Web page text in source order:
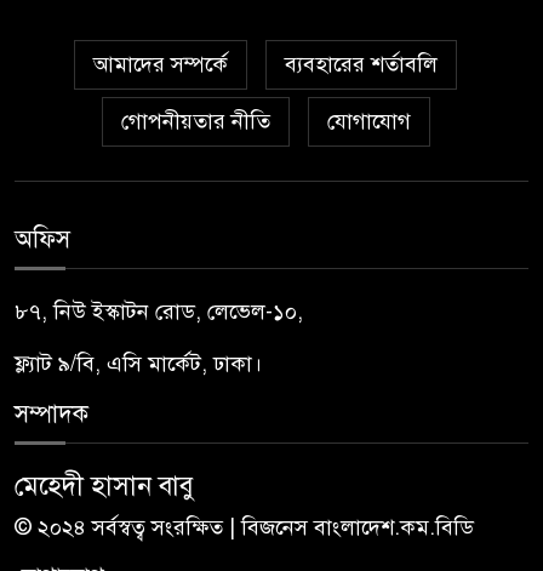
আমাদের সম্পর্কে ব্যবহারের শর্তাবলি
গোপনীয়তার নীতি যোগাযোগ
অফিস
৮৭, নিউ ইস্কাটন রোড, লেভেল-১০,
ফ্ল্যাট ৯/বি, এসি মার্কেট, ঢাকা।
সম্পাদক
মেহেদী হাসান বাবু
© ২০২৪ সর্বস্বত্ব সংরক্ষিত | বিজনেস বাংলাদেশ.কম.বিডি